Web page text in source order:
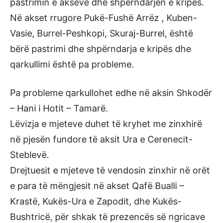
pastrimin e akseve dhe shpërndarjen e kripës.
Në akset rrugore Pukë-Fushë Arrëz , Kuben-
Vasie, Burrel-Peshkopi, Skuraj-Burrel, është
bërë pastrimi dhe shpërndarja e kripës dhe
qarkullimi është pa probleme.
Pa probleme qarkullohet edhe në aksin Shkodër
– Hani i Hotit – Tamarë.
Lëvizja e mjeteve duhet të kryhet me zinxhirë
në pjesën fundore të aksit Ura e Cerenecit-
Steblevë.
Drejtuesit e mjeteve të vendosin zinxhir në orët
e para të mëngjesit në akset Qafë Bualli –
Krastë, Kukës-Ura e Zapodit, dhe Kukës-
Bushtricë, për shkak të prezencës së ngricave